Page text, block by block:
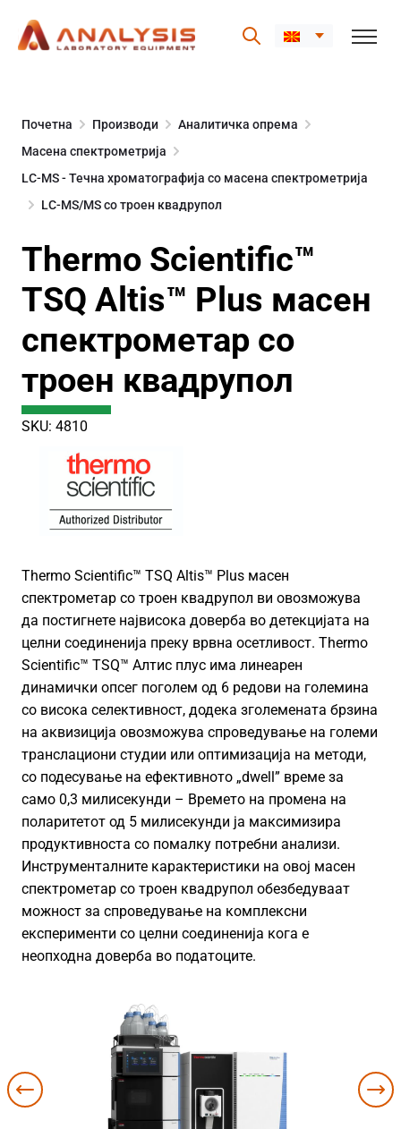
content
Почетна Производи
Аналитичка опрема
Масена спектрометрија
LC-MS - Течна хроматографија со масена спектрометрија
LC-MS/MS со троен квадрупол
Thermo Scientific™
TSQ Altis™ Plus масен
спектрометар со
троен квадрупол
SKU: 4810
Thermo Scientific™ TSQ Altis™ Plus масен
спектрометар со троен квадрупол ви овозможува
да постигнете највисока доверба во детекцијата на
целни соединенија преку врвна осетливост. Thermo
Scientific™ TSQ™ Алтис плус има линеарен
динамички опсег поголем од 6 редови на големина
со висока селективност, додека зголемената брзина
на аквизиција овозможува спроведување на големи
транслациони студии или оптимизација на методи,
со подесување на ефективното „dwell” време за
само 0,3 милисекунди – Времето на промена на
поларитетот од 5 милисекунди ја максимизира
продуктивноста со помалку потребни анализи.
Инструменталните карактеристики на овој масен
спектрометар со троен квадрупол обезбедуваат
можност за спроведување на комплексни
експерименти со целни соединенија кога е
неопходна доверба во податоците.